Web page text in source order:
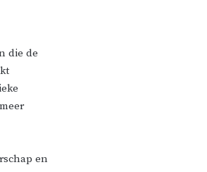
die de
en